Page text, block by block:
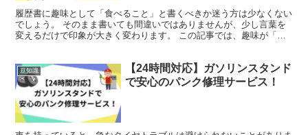
履歴書に趣味として「食べること」と書くべきか迷う方は少なくない
でしょう。 そのまま書いても間違いではありませんが、少し言葉を
変えるだけで印象が大きく変わります。 この記事では、趣味が「食
豆知識
【24時間対応】ガソリンスタンド
で安心のパンク修理サービス！